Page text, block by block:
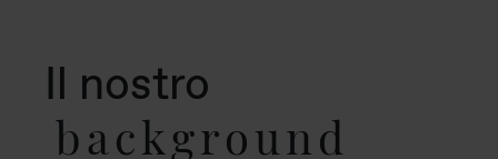
Il nostro
background